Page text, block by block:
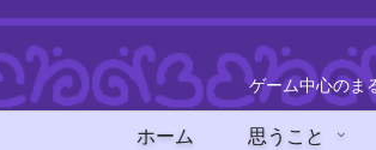
ゲーム中心のま
ホーム 思うこと